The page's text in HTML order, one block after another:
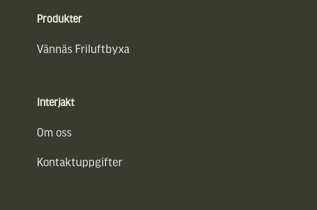
Produkter
Vännäs Friluftbyxa
Interjakt
Om oss
Kontaktuppgifter